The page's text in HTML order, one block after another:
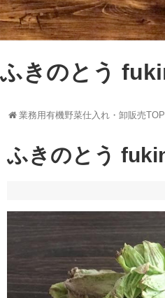
ふきのとう
業務用有機野菜仕入れ・卸販売TOP
ふきのとう